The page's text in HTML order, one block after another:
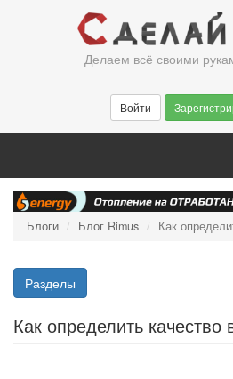
Делаем всё своими
Войти
Блоги Блог Rimus Как
Разделы
Как определить качество